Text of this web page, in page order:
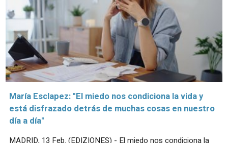
María Esclapez: "El miedo nos condiciona la vida y
está disfrazado detrás de muchas cosas en nuestro
día a día"
MADRID, 13 Feb. (EDIZIONES) - El miedo nos condiciona la